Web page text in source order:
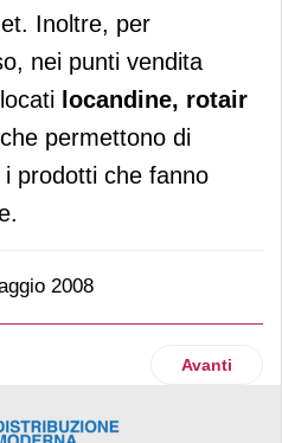
Inoltre, per
nei punti vendita
locandine, rotair
permettono di
prodotti che fanno
2008
d’Oro porta le Fette in tv
Articolo
Avanti